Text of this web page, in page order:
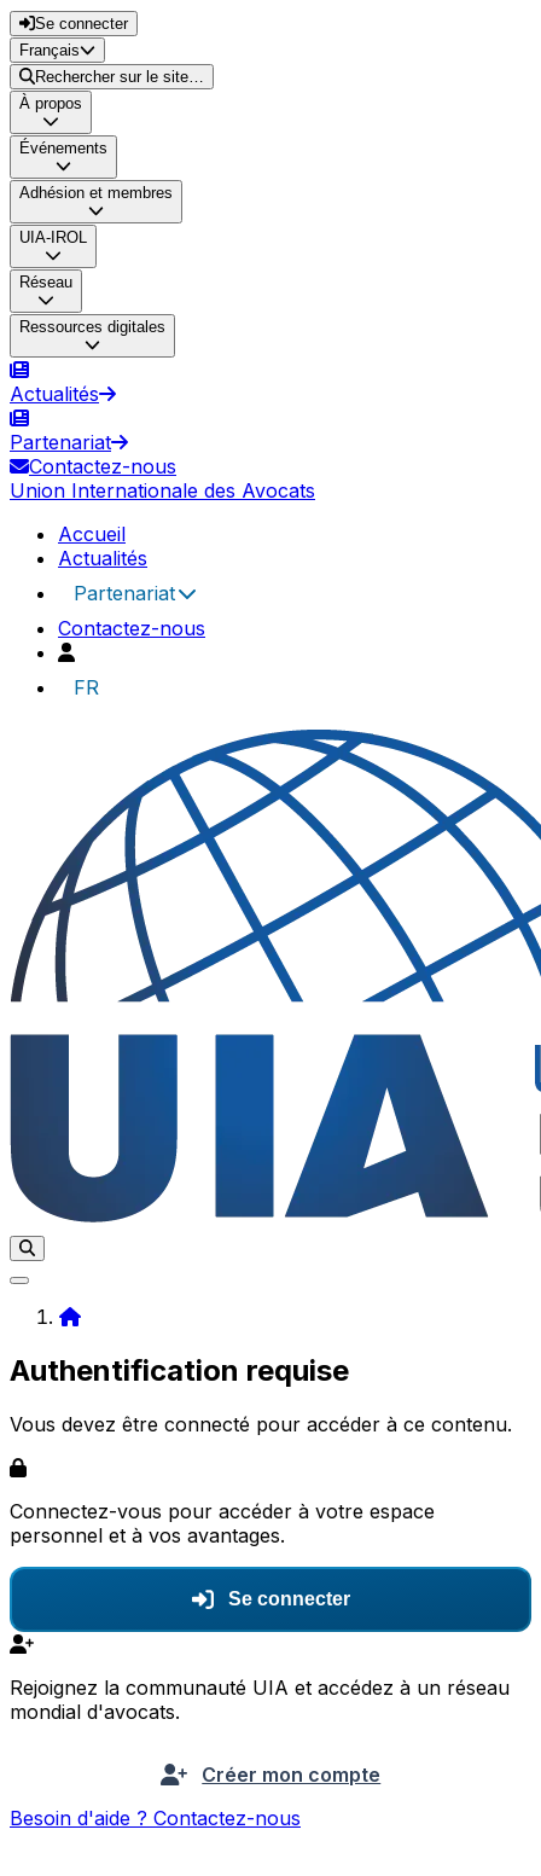
Se connecter
Français
Rechercher sur le site…
À propos
Événements
Adhésion et membres
UIA-IROL
Réseau
Ressources digitales
Actualités
Partenariat
Contactez-nous
Union Internationale des Avocats
Accueil
Actualités
Partenariat
Contactez-nous
FR
Authentification requise
Vous devez être connecté pour accéder à ce contenu.
Connectez-vous pour accéder à votre espace
personnel et à vos avantages.
Se connecter
Rejoignez la communauté UIA et accédez à un réseau
mondial d'avocats.
Créer mon compte
Besoin d'aide ? Contactez-nous